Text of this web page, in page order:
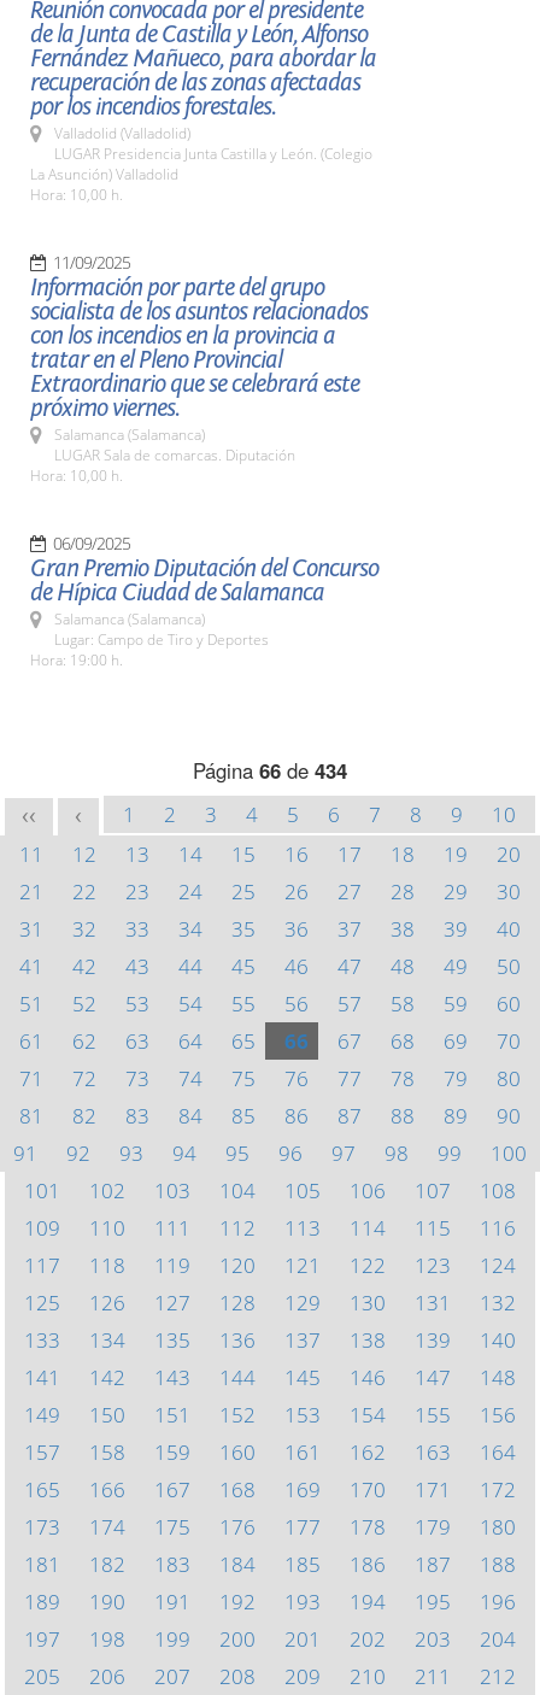
Reunión convocada por el presidente
de la Junta de Castilla y León, Alfonso
Fernández Mañueco, para abordar la
recuperación de las zonas afectadas
por los incendios forestales.
Valladolid (Valladolid)
LUGAR Presidencia Junta Castilla y León. (Colegio
La Asunción) Valladolid
Hora: 10,00 h.
11/09/2025
Información por parte del grupo
socialista de los asuntos relacionados
con los incendios en la provincia a
tratar en el Pleno Provincial
Extraordinario que se celebrará este
próximo viernes.
Salamanca (Salamanca)
LUGAR Sala de comarcas. Diputación
Hora: 10,00 h.
06/09/2025
Gran Premio Diputación del Concurso
de Hípica Ciudad de Salamanca
Salamanca (Salamanca)
Lugar: Campo de Tiro y Deportes
Hora: 19:00 h.
Página 66 de 434
<< < 1 2 3 4 5 6 7 8 9
10
11
12 13 14 15 16 17 18 19
20
21
22 23 24 25 26 27 28 29
30
31
32 33 34 35 36 37 38 39
40
41
42 43 44 45 46 47 48 49
50
51
52 53 54 55 56 57 58 59
60
61
62 63 64 65 66 67 68 69
70
71
72 73 74 75 76 77 78 79
80
81
82 83 84 85 86 87 88 89
90
91
92 93 94 95 96 97 98 99
100
101
102 103 104 105 106 107
108
109
110 111 112 113 114 115
116
117
118 119 120 121 122 123
124
125
126 127 128 129 130 131
132
133
134 135 136 137 138 139
140
141
142 143 144 145 146 147
148
149
150 151 152 153 154 155
156
157
158 159 160 161 162 163
164
165
166 167 168 169 170 171
172
173
174 175 176 177 178 179
180
181
182 183 184 185 186 187
188
189
190 191 192 193 194 195
196
197
198 199 200 201 202 203
204
205
206 207 208 209 210 211
212